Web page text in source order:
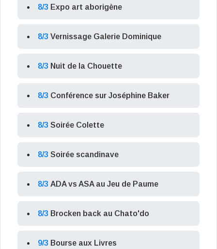
8/3 Expo art aborigène
8/3 Vernissage Galerie Dominique
8/3 Nuit de la Chouette
8/3 Conférence sur Joséphine Baker
8/3 Soirée Colette
8/3 Soirée scandinave
8/3 ADA vs ASA au Jeu de Paume
8/3 Brocken back au Chato'do
9/3 Bourse aux Livres